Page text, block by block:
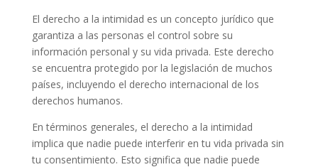
El derecho a la intimidad es un concepto jurídico que
garantiza a las personas el control sobre su
información personal y su vida privada. Este derecho
se encuentra protegido por la legislación de muchos
países, incluyendo el derecho internacional de los
derechos humanos.
En términos generales, el derecho a la intimidad
implica que nadie puede interferir en tu vida privada sin
tu consentimiento. Esto significa que nadie puede